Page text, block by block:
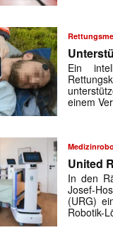
Ein
einem
United
In den
Josef-
(URG)
Robotik-